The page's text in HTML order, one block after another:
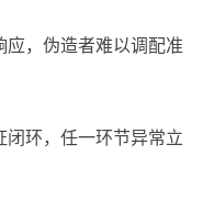
应，伪造者难以调配准
闭环，任一环节异常立